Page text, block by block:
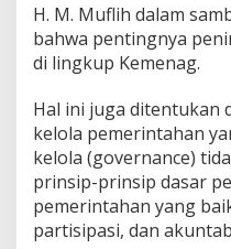
s
B
i
k
a
p
P
D
L
H. M. Muflih dalam
bahwa pentingnya
di lingkup Kemenag.
Hal ini juga ditentukan
kelola pemerintahan
kelola (governance)
prinsip-prinsip dasar
pemerintahan yang
partisipasi, dan